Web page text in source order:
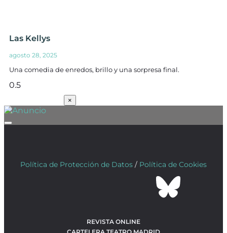
Las Kellys
agosto 28, 2025
Una comedia de enredos, brillo y una sorpresa final.
×
Política de Protección de Datos / Política de Cookies
REVISTA ONLINE